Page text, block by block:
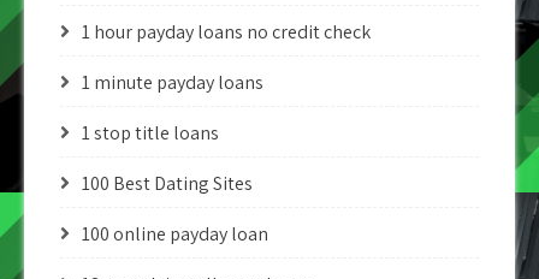
1 hour payday loans no credit check
1 minute payday loans
1 stop title loans
100 Best Dating Sites
100 online payday loan